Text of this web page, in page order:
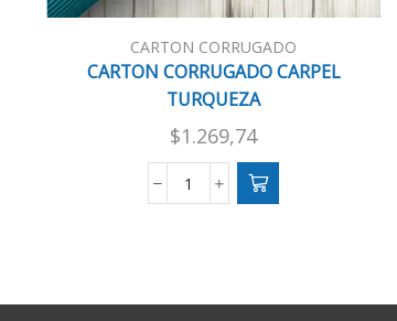
CARTON CORRUGADO
CARTON CORRUGADO CARPEL
TURQUEZA
$1.269,74
CARTON